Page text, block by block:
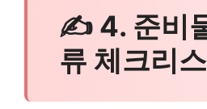
✍ 4. 준비
류 체크리